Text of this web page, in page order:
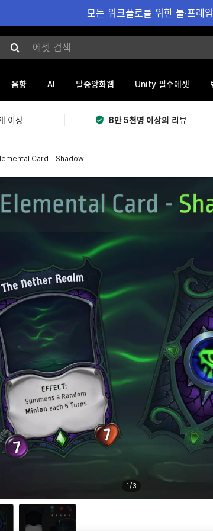
모든 워크플로를 위한 툴·프레
에셋 검색
음향 AI 탈중앙화웹 Unity 필수에셋
이상 8만 5천명 이상의 리뷰
Card - Shadow
1/3